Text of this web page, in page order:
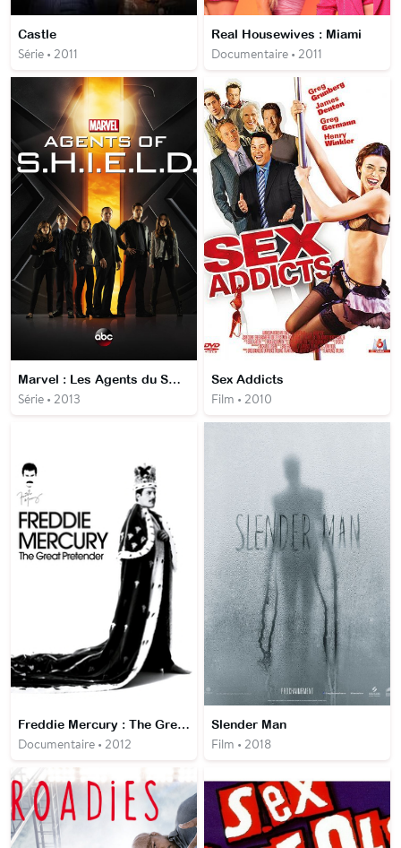
Castle
Série • 2011
Real Housewives : Miami
Documentaire • 2011
Marvel : Les Agents du SHIELD
Série • 2013
Sex Addicts
Film • 2010
Freddie Mercury : The Great Pretender
Documentaire • 2012
Slender Man
Film • 2018